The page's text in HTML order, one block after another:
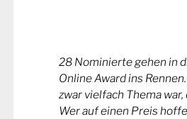
28 Nominierte gehen in
Online Award ins
zwar vielfach Thema
Wer auf einen Preis